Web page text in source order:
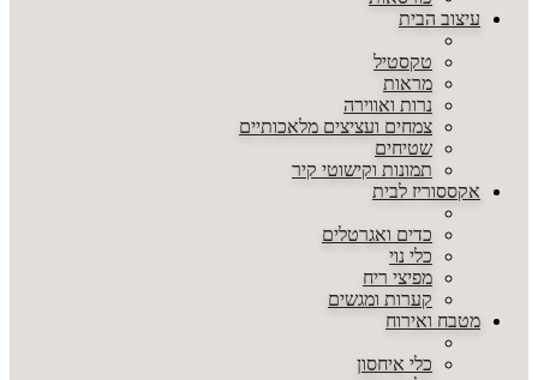
עיצוב הבית
טקסטיל
מראות
נרות ואווירה
צמחים ועציצים מלאכותיים
שטיחים
תמונות וקישוטי קיר
אקססוריז לבית
כדים ואגרטלים
כלי נוי
מפיצי ריח
קערות ומגשים
מטבח ואירוח
כלי איחסון